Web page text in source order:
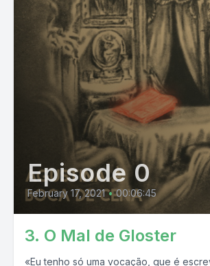
Episode 0
February 17, 2021 • 00:06:45
3. O Mal de Gloster
«Eu tenho só uma vocação, que é